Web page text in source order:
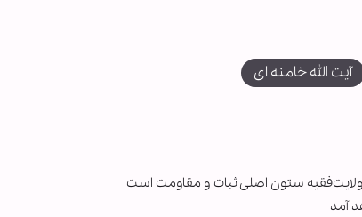
آیت الله خامنه ای
ستون اصلی ثبات و مقاومت است
آمد